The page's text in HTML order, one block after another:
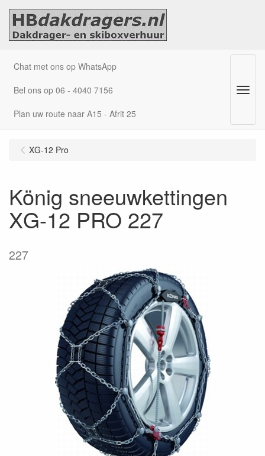
Chat met ons op WhatsApp
Bel ons op 06 - 4040 7156
Plan uw route naar A15 - Afrit 25
Menu
XG-12 Pro
König sneeuwkettingen
XG-12 PRO 227
227